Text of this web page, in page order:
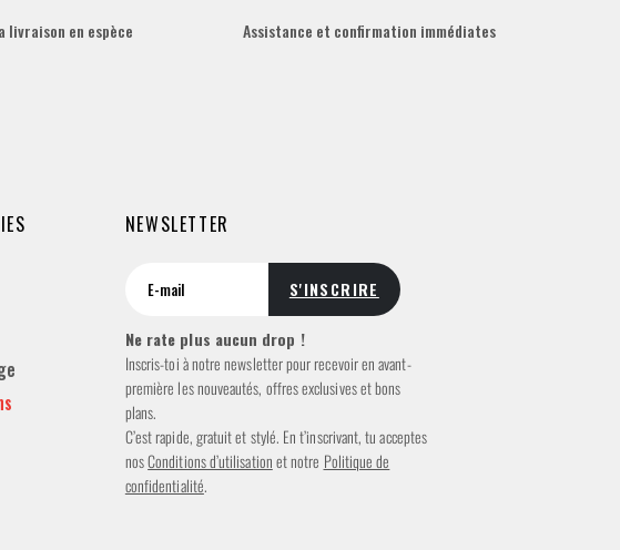
livraison en espèce Assistance et confirmation immédiates
NEWSLETTER
Ne rate plus aucun drop !
Inscris-toi à notre newsletter pour recevoir en avant-
première les nouveautés, offres exclusives et bons
plans.
C’est rapide, gratuit et stylé. En t’inscrivant, tu acceptes
nosConditions d’utilisationet notre Politique de
confidentialité.